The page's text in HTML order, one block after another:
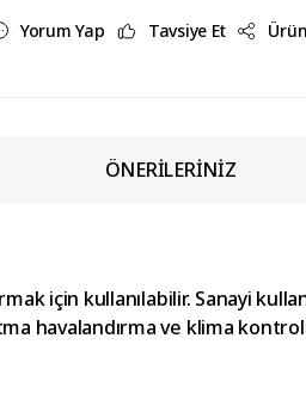
Yorum Yap Tavsiye Et
ÖNERİLERİNİZ
için kullanılabilir. Sanayi
havalandırma ve klima